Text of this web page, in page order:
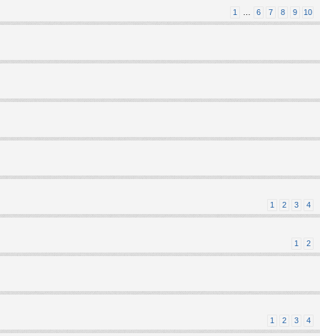
1 6 7 8 9 10
1 2 3 4
1 2
1 2 3 4